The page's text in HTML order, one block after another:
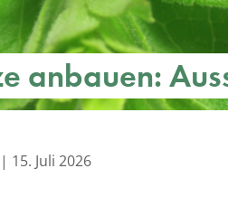
anbauen:
| 15. Juli 2026